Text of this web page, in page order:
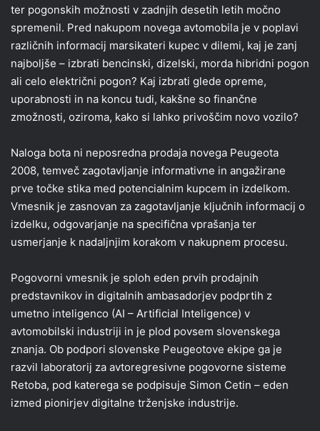
ter pogonskih možnosti v zadnjih desetih letih močno
spremenil. Pred nakupom novega avtomobila je v poplavi
različnih informacij marsikateri kupec v dilemi, kaj je zanj
najboljše – izbrati bencinski, dizelski, morda hibridni pogon
ali celo električni pogon? Kaj izbrati glede opreme,
uporabnosti in na koncu tudi, kakšne so finančne
zmožnosti, oziroma, kako si lahko privoščim novo vozilo?
Naloga bota ni neposredna prodaja novega Peugeota
2008, temveč zagotavljanje informativne in angažirane
prve točke stika med potencialnim kupcem in izdelkom.
Vmesnik je zasnovan za zagotavljanje ključnih informacij o
izdelku, odgovarjanje na specifična vprašanja ter
usmerjanje k nadaljnjim korakom v nakupnem procesu.
Pogovorni vmesnik je sploh eden prvih prodajnih
predstavnikov in digitalnih ambasadorjev podprtih z
umetno inteligenco (AI – Artificial Inteligence) v
avtomobilski industriji in je plod povsem slovenskega
znanja. Ob podpori slovenske Peugeotove ekipe ga je
razvil laboratorij za avtoregresivne pogovorne sisteme
Retoba, pod katerega se podpisuje Simon Cetin – eden
izmed pionirjev digitalne trženjske industrije.